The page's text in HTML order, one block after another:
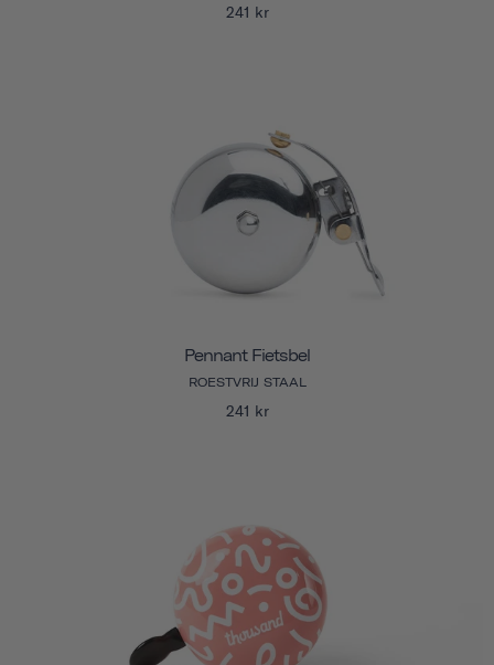
241 kr
Pennant Fietsbel
ROESTVRIJ STAAL
241 kr